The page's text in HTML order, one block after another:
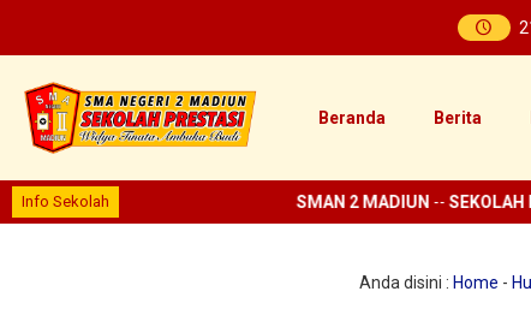
Beranda Berita
Info Sekolah SMAN 2 MADIUN--SEKOLAH
Anda disini : Home -